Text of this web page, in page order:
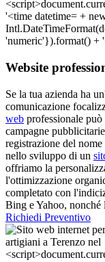
Website
Se la tua azienda ha
comunicazione
web professionale può
campagne
registrazione del
nello sviluppo di un
offriamo la
l'ottimizzazione
completato con
Bing e Yahoo,
Richiedi Preventivo